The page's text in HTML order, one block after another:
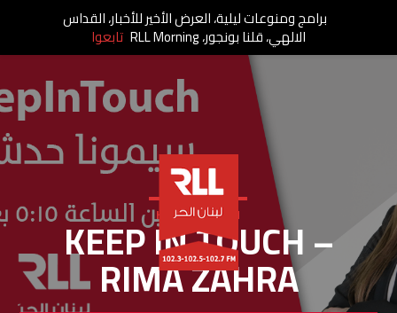
KEEP IN TOUCH
KEEP IN TOUCH –
RIMA ZAHRA
برامج ومنوعات ليلية، العرض الأخير للأخبار، القداس
الالهي، قلنا بونجور، RLL Morning تابعوا